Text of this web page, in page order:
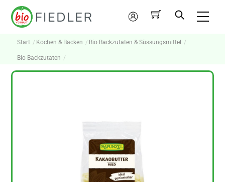
Skip
Mein
Konto
Start Kochen & Backen Bio Backzutaten & Süssungsmittel
Bio Backzutaten